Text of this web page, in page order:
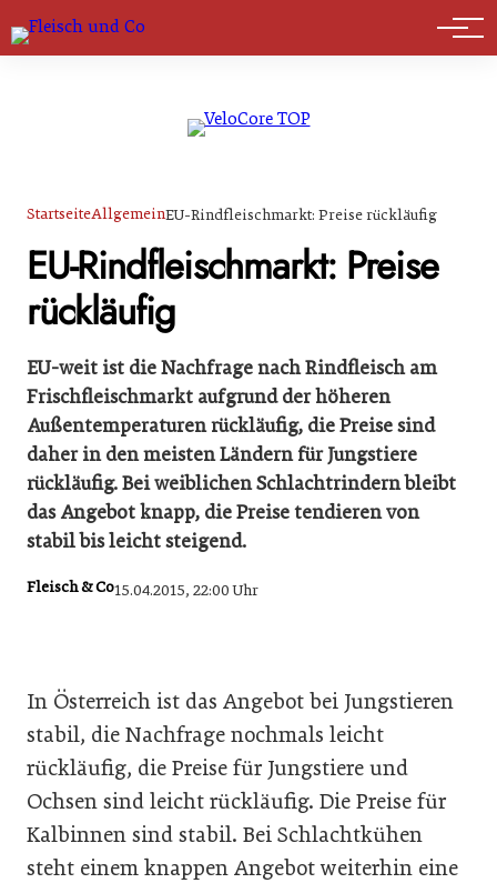
Marktführer
StartseiteAllgemeinEU-Rindfleischmarkt: Preise rückläufig
EU-Rindfleischmarkt: Preise
rückläufig
EU-weit ist die Nachfrage nach Rindfleisch am
Frischfleischmarkt aufgrund der höheren
Außentemperaturen rückläufig, die Preise sind
daher in den meisten Ländern für Jungstiere
rückläufig. Bei weiblichen Schlachtrindern bleibt
das Angebot knapp, die Preise tendieren von
stabil bis leicht steigend.
Fleisch & Co15.04.2015, 22:00 Uhr
In Österreich ist das Angebot bei Jungstieren
stabil, die Nachfrage nochmals leicht
rückläufig, die Preise für Jungstiere und
Ochsen sind leicht rückläufig. Die Preise für
Kalbinnen sind stabil. Bei Schlachtkühen
steht einem knappen Angebot weiterhin eine